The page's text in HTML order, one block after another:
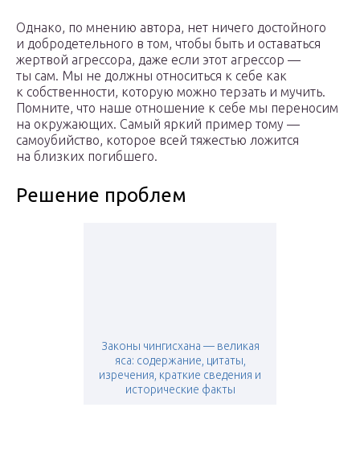
Однако, по мнению автора, нет ничего достойного
и доброде­тельного в том, чтобы быть и оставаться
жертвой агрессора, даже если этот агрессор —
ты сам. Мы не должны относиться к себе как
к собственности, которую можно терзать и мучить.
Помните, что наше отношение к себе мы переносим
на окружающих. Самый яркий пример тому —
самоубийство, которое всей тяжестью ложится
на близких погибшего.
Решение проблем
Законы чингисхана — великая
яса: содержание, цитаты,
изречения, краткие сведения и
исторические факты